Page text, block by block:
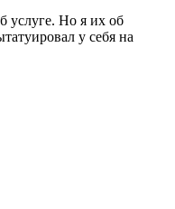
услуге. Но я их об
у себя на